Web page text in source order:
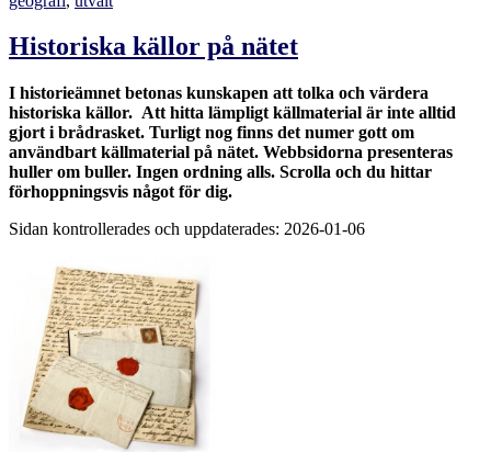
Historiska källor på nätet
I historieämnet betonas kunskapen att tolka och värdera
historiska källor. Att hitta lämpligt källmaterial är inte alltid
gjort i brådrasket. Turligt nog finns det numer gott om
användbart källmaterial på nätet. Webbsidorna presenteras
huller om buller. Ingen ordning alls. Scrolla och du hittar
förhoppningsvis något för dig.
Sidan kontrollerades och uppdaterades: 2026-01-06